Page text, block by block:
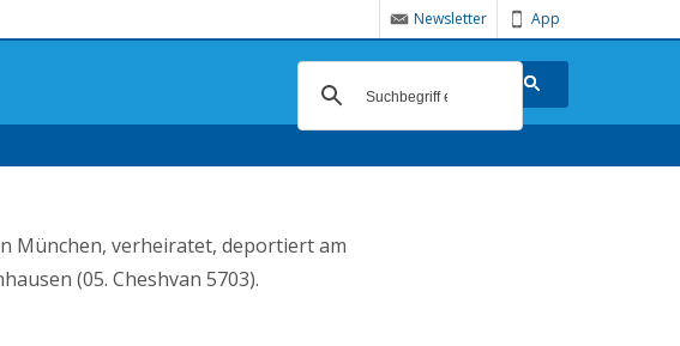
Newsletter App
München, verheiratet, deportiert am
(05. Cheshvan 5703).